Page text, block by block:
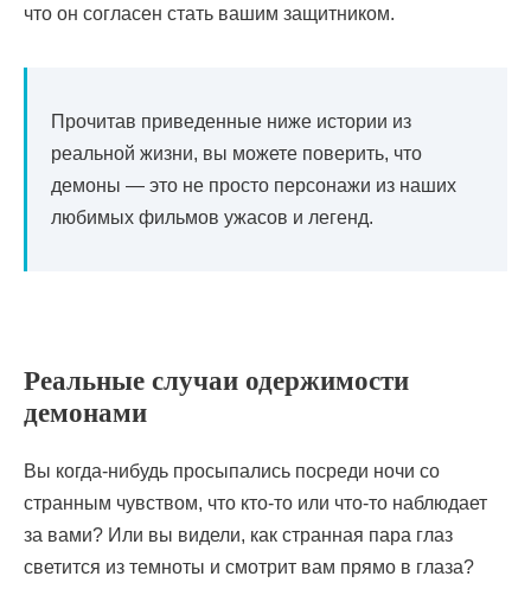
что он согласен стать вашим защитником.
Прочитав приведенные ниже истории из
реальной жизни, вы можете поверить, что
демоны — это не просто персонажи из наших
любимых фильмов ужасов и легенд.
Реальные случаи одержимости
демонами
Вы когда-нибудь просыпались посреди ночи со
странным чувством, что кто-то или что-то наблюдает
за вами? Или вы видели, как странная пара глаз
светится из темноты и смотрит вам прямо в глаза?